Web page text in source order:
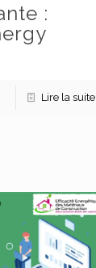
:
Lire la suite